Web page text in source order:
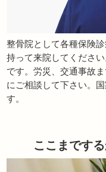
整骨院として各種保険
持って来院してくださ
です。労災、交通事故
にご相談して下さい。
す。
ここまです